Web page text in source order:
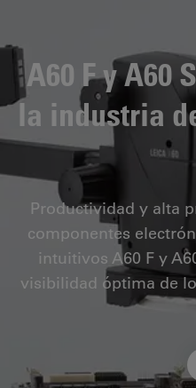
A60 F y
la industria
Productividad y alta
componentes
intuitivos A60 F y
visibilidad óptima de